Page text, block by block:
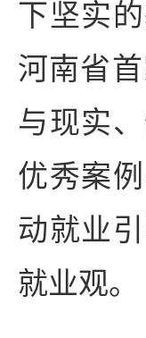
下坚实
河南省
与现实
优秀案
动就业
就业观。